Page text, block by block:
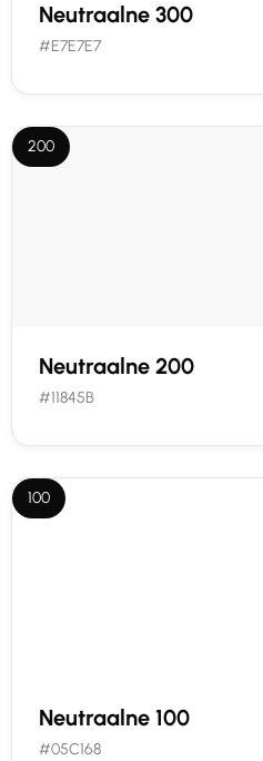
Neutraalne 300
#E7E7E7
200
Neutraalne 200
#11845B
100
Neutraalne 100
#05C168